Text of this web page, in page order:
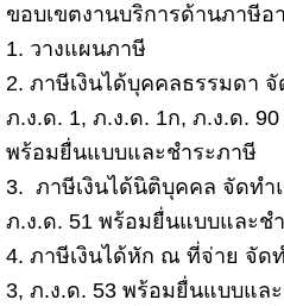
ขอบเขตงานบริการด้านภาษีอ
1. วางแผนภาษี
2. ภาษีเงินได้บุคคลธรรมดา
ภ.ง.ด. 1, ภ.ง.ด. 1ก, ภ.ง.ด.
พร้อมยื่นแบบและชำระภาษี
3. ภาษีเงินได้นิติบุคคล จัดทำ
ภ.ง.ด. 51 พร้อมยื่นแบบและช
4. ภาษีเงินได้หัก ณ ที่จ่าย จัด
3, ภ.ง.ด. 53 พร้อมยื่นแบบแล